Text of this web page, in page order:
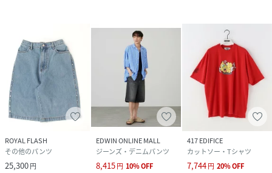
ROYAL FLASH
その他のパンツ
25,300円
EDWIN ONLINE MALL
ジーンズ・デニムパンツ
8,415円 10%OFF
417 EDIFICE
カットソー・Tシャツ
7,744円 20%OFF